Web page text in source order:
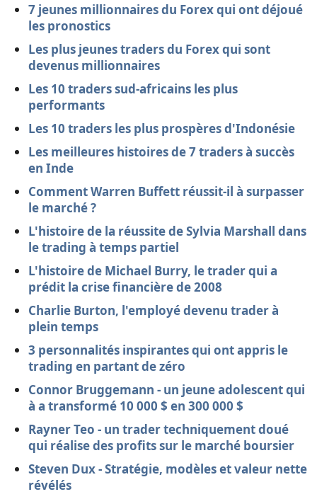
7 jeunes millionnaires du Forex qui ont déjoué
les pronostics
Les plus jeunes traders du Forex qui sont
devenus millionnaires
Les 10 traders sud-africains les plus
performants
Les 10 traders les plus prospères d'Indonésie
Les meilleures histoires de 7 traders à succès
en Inde
Comment Warren Buffett réussit-il à surpasser
le marché ?
L'histoire de la réussite de Sylvia Marshall dans
le trading à temps partiel
L'histoire de Michael Burry, le trader qui a
prédit la crise financière de 2008
Charlie Burton, l'employé devenu trader à
plein temps
3 personnalités inspirantes qui ont appris le
trading en partant de zéro
Connor Bruggemann - un jeune adolescent qui
à a transformé 10 000 $ en 300 000 $
Rayner Teo - un trader techniquement doué
qui réalise des profits sur le marché boursier
Steven Dux - Stratégie, modèles et valeur nette
révélés